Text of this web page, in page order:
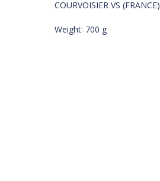
COURVOISIER VS (FRANCE)
Weight: 700 g